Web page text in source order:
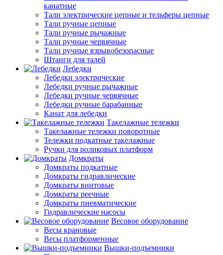
канатные
Тали электрические цепные и тельферы цепные
Тали ручные цепные
Тали ручные рычажные
Тали ручные червячные
Тали ручные взрывобезопасные
Штанги для талей
Лебедки
Лебедки электрические
Лебедки ручные рычажные
Лебедки ручные червячные
Лебедки ручные барабанные
Канат для лебедки
Такелажные тележки
Такелажные тележки поворотные
Тележки подкатные такелажные
Ручки для роликовых платформ
Домкраты
Домкраты подкатные
Домкраты гидравлические
Домкраты винтовые
Домкраты реечные
Домкраты пневматические
Гидравлические насосы
Весовое оборудование
Весы крановые
Весы платформенные
Вышки-подъемники